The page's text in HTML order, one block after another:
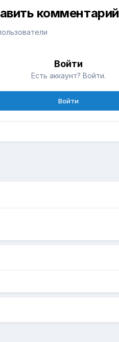
комментарий
Войти
Есть аккаунт? Войти.
Войти